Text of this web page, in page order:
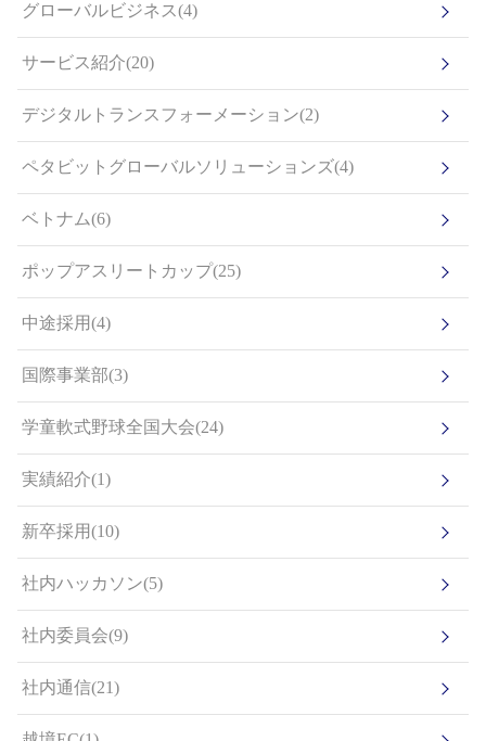
グローバルビジネス(4)
サービス紹介(20)
デジタルトランスフォーメーション(2)
ペタビットグローバルソリューションズ(4)
ベトナム(6)
ポップアスリートカップ(25)
中途採用(4)
国際事業部(3)
学童軟式野球全国大会(24)
実績紹介(1)
新卒採用(10)
社内ハッカソン(5)
社内委員会(9)
社内通信(21)